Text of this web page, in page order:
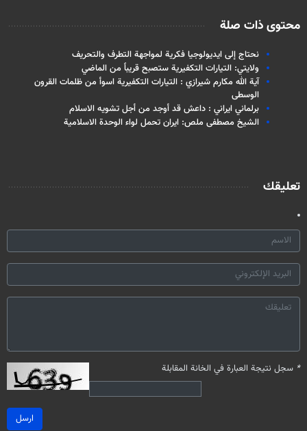
محتوى ذات صلة
نحتاج إلى ايديولوجيا فكرية لمواجهة التطرف والتحريف
ولايتي: التيارات التكفيرية ستصبح قريباً من الماضي
آية الله مكارم شيرازي : التيارات التكفيرية اسوأ من ظلمات القرون
الوسطى
برلماني ايراني : داعش قد أوجد من أجل تشويه الاسلام
الشيخ مصطفى ملص: ايران تحمل لواء الوحدة الاسلامية
تعليقك
* سجل نتيجة العبارة في الخانة المقابلة
ارسل